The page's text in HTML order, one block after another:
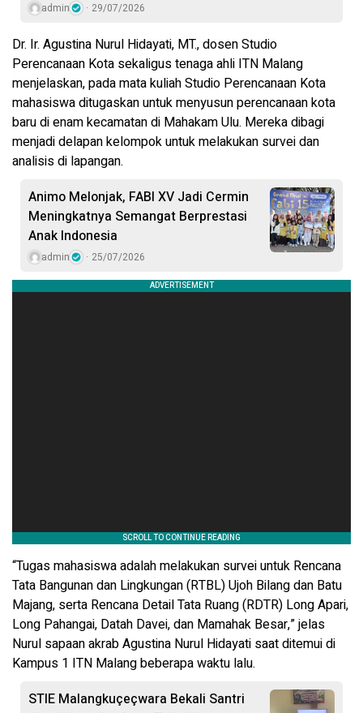
admin 29/07/2026
Dr. Ir. Agustina Nurul Hidayati, MT., dosen Studio
Perencanaan Kota sekaligus tenaga ahli ITN Malang
menjelaskan, pada mata kuliah Studio Perencanaan Kota
mahasiswa ditugaskan untuk menyusun perencanaan kota
baru di enam kecamatan di Mahakam Ulu. Mereka dibagi
menjadi delapan kelompok untuk melakukan survei dan
analisis di lapangan.
Animo Melonjak, FABI XV Jadi Cermin
Meningkatnya Semangat Berprestasi
Anak Indonesia
admin 25/07/2026
“Tugas mahasiswa adalah melakukan survei untuk Rencana
Tata Bangunan dan Lingkungan (RTBL) Ujoh Bilang dan Batu
Majang, serta Rencana Detail Tata Ruang (RDTR) Long Apari,
Long Pahangai, Datah Davei, dan Mamahak Besar,” jelas
Nurul sapaan akrab Agustina Nurul Hidayati saat ditemui di
Kampus 1 ITN Malang beberapa waktu lalu.
STIE Malangkuçeçwara Bekali Santri